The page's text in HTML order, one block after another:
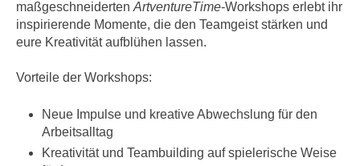
maßgeschneiderten ArtventureTime-Workshops erlebt ihr
inspirierende Momente, die den Teamgeist stärken und
eure Kreativität aufblühen lassen.
Vorteile der Workshops:
Neue Impulse und kreative Abwechslung für den
Arbeitsalltag
Kreativität und Teambuilding auf spielerische Weise